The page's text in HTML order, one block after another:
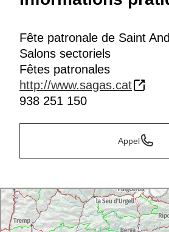
Fête patronale de Saint
Salons sectoriels
Fêtes patronales
http://www.sagas.cat
938 251 150
Appel